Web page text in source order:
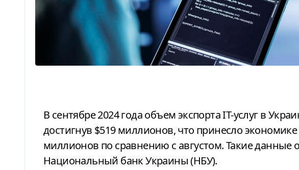
В сентябре 2024 года объем экспорта IT-услуг в Украину вырос на 2,4%,
достигнув $519 миллионов, что принесло
миллионов по сравнению с августом. Такие данные
Национальный банк Украины (НБУ).